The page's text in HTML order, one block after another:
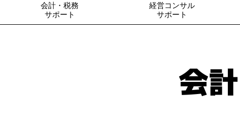
会計・税務
サポート
経営コンサル
サポート
会